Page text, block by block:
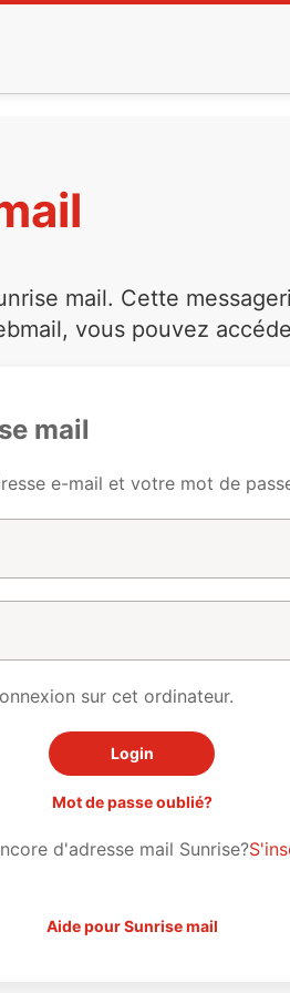
mail. Cette
vous pouvez
mail
e-mail et votre mot de
sur cet ordinateur.
Mot de passe oublié?
d'adresse mail Sunrise?
Aide pour Sunrise mail